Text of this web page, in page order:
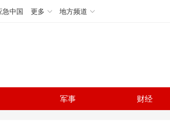
急中国 更多 地方频道
军事 财经